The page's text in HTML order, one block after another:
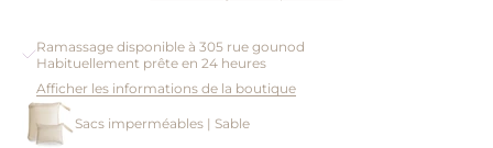
Ramassage disponible à 305 rue gounod
Habituellement prête en 24 heures
Afficher les informations de la boutique
Sacs imperméables | Sable